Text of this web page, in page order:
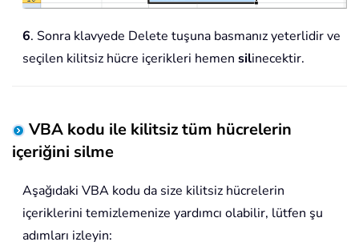
6. Sonra klavyede Delete tuşuna basmanız yeterlidir ve
seçilen kilitsiz hücre içerikleri hemen silinecektir.
VBA kodu ile kilitsiz tüm hücrelerin
içeriğini silme
Aşağıdaki VBA kodu da size kilitsiz hücrelerin
içeriklerini temizlemenize yardımcı olabilir, lütfen şu
adımları izleyin: